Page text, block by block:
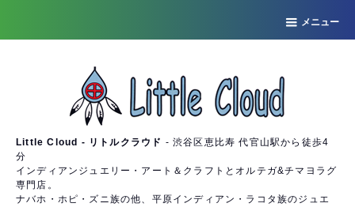
メニュー
Little Cloud - リトルクラウド - 渋谷区恵比寿 代官山駅から徒歩4
分
インディアンジュエリー・アート＆クラフトとオルテガ&チマヨラグ
専門店。
ナバホ・ホピ・ズニ族の他、平原インディアン・ラコタ族のジュエ